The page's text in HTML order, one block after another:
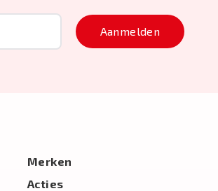
Aanmelden
Merken
Acties